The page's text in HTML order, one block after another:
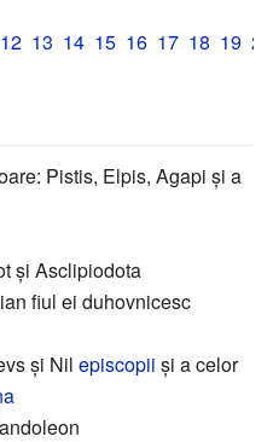
12 13 14 15 16 17 18 19 20
Pistis, Elpis, Agapi și a
și Asclipiodota
fiul ei duhovnicesc
și Nil episcopii și a celor